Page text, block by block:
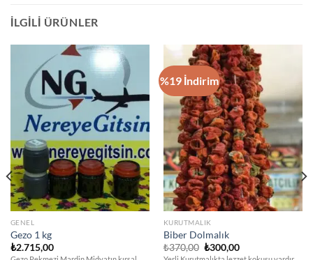
İLGILI ÜRÜNLER
GENEL
Gezo 1 kg
₺2.715,00
%19 İndirim
KURUTMALIK
Biber Dolmalık
₺370,00 Orijinal
fiyat:
₺300,00Şu
andaki